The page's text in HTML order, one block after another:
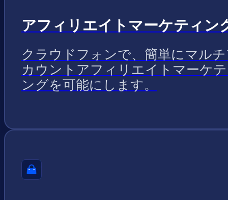
アフィリエイトマーケティン
クラウドフォンで、簡単にマル
カウントアフィリエイトマーケ
ングを可能にします。